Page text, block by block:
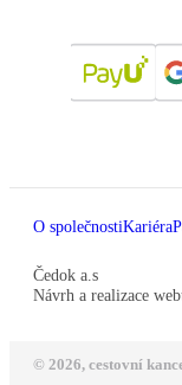
O společnostiKariéra
Čedok a.s
Návrh a realizace
© 2026, cestovní